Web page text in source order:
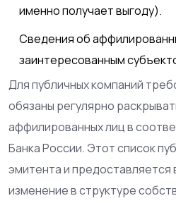
именно получает выгоду).
Сведения об
заинтересованным
Для публичных компаний
обязаны регулярно
аффилированных лиц в
Банка России. Этот список
эмитента и
изменение в структуре